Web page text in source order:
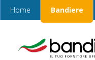
Home Bandiere